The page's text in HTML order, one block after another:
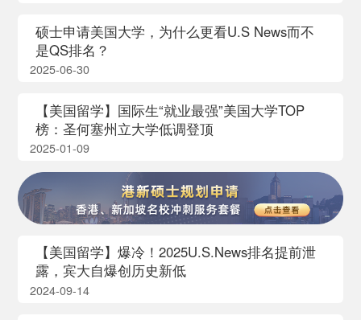
硕士申请美国大学，为什么更看U.S News而不
是QS排名？
2025-06-30
【美国留学】国际生“就业最强”美国大学TOP
榜：圣何塞州立大学低调登顶
2025-01-09
【美国留学】爆冷！2025U.S.News排名提前泄
露，宾大自爆创历史新低
2024-09-14